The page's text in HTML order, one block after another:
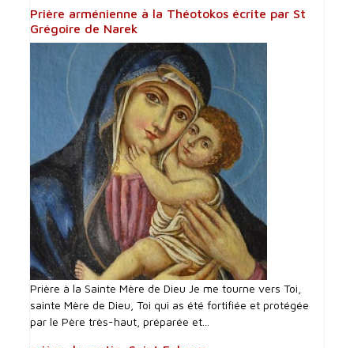
Prière arménienne à la Théotokos écrite par St
Grégoire de Narek
Prière à la Sainte Mère de Dieu Je me tourne vers Toi,
sainte Mère de Dieu, Toi qui as été fortifiée et protégée
par le Père très-haut, préparée et...